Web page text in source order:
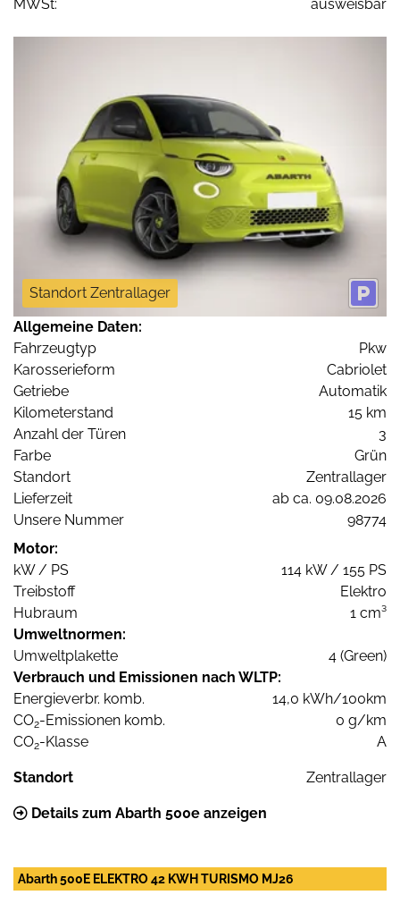
MWSt:
ausweisbar
Standort Zentrallager
Allgemeine Daten:
Fahrzeugtyp
Pkw
Karosserieform
Cabriolet
Getriebe
Automatik
Kilometerstand
15 km
Anzahl der Türen
3
Farbe
Grün
Standort
Zentrallager
Lieferzeit
ab ca. 09.08.2026
Unsere Nummer
98774
Motor:
kW / PS
114 kW / 155 PS
Treibstoff
Elektro
Hubraum
1 cm³
Umweltnormen:
Umweltplakette
4 (Green)
Verbrauch und Emissionen nach WLTP:
Energieverbr. komb.
14,0 kWh/100km
CO2-Emissionen komb.
0 g/km
CO2-Klasse A
Standort Zentrallager
Details zum Abarth 500e anzeigen
Abarth 500E ELEKTRO 42 KWH TURISMO MJ26